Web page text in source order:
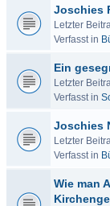
Joschies
Letzter
Verfasst in
Ein
Letzter
Verfasst in
Joschies
Letzter
Verfasst in
Wie man